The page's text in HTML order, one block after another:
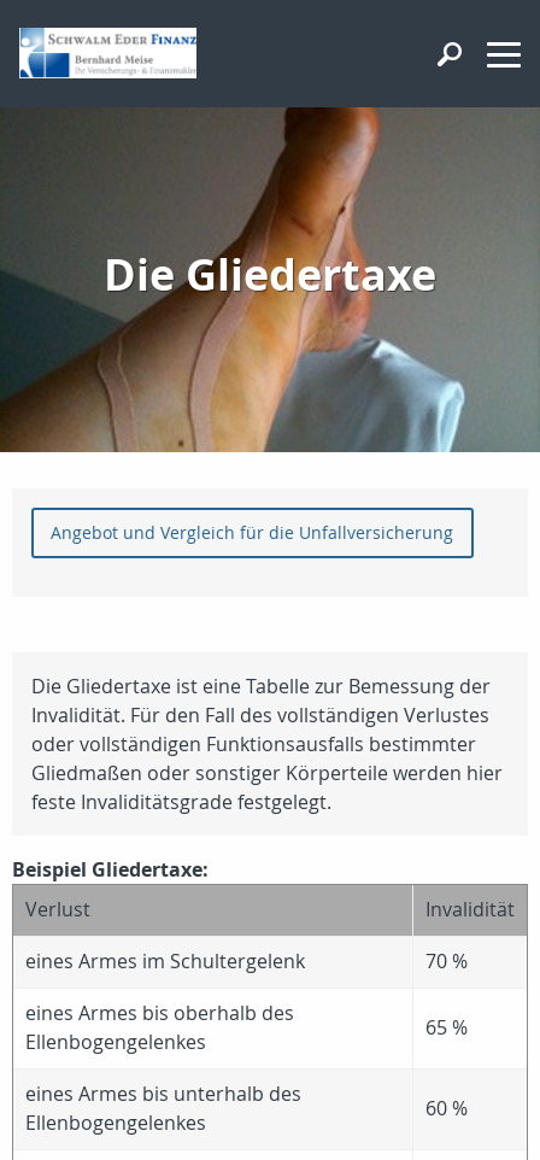
Die Gliedertaxe
Angebot und Vergleich für die Unfallversicherung
Die Gliedertaxe ist eine Tabelle zur Bemessung der
Invalidität. Für den Fall des vollständigen Verlustes
oder vollständigen Funktionsausfalls bestimmter
Gliedmaßen oder sonstiger Körperteile werden hier
feste Invaliditätsgrade festgelegt.
Beispiel Gliedertaxe:
Verlust
Invalidität
eines Armes im Schultergelenk
70 %
eines Armes bis oberhalb des
Ellenbogengelenkes
65 %
eines Armes bis unterhalb des
Ellenbogengelenkes
60 %